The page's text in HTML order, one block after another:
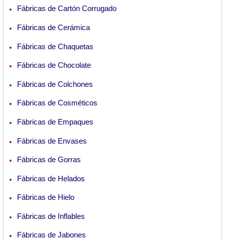
Fábricas de Cartón Corrugado
Fábricas de Cerámica
Fábricas de Chaquetas
Fábricas de Chocolate
Fábricas de Colchones
Fábricas de Cosméticos
Fábricas de Empaques
Fábricas de Envases
Fábricas de Gorras
Fábricas de Helados
Fábricas de Hielo
Fábricas de Inflables
Fábricas de Jabones